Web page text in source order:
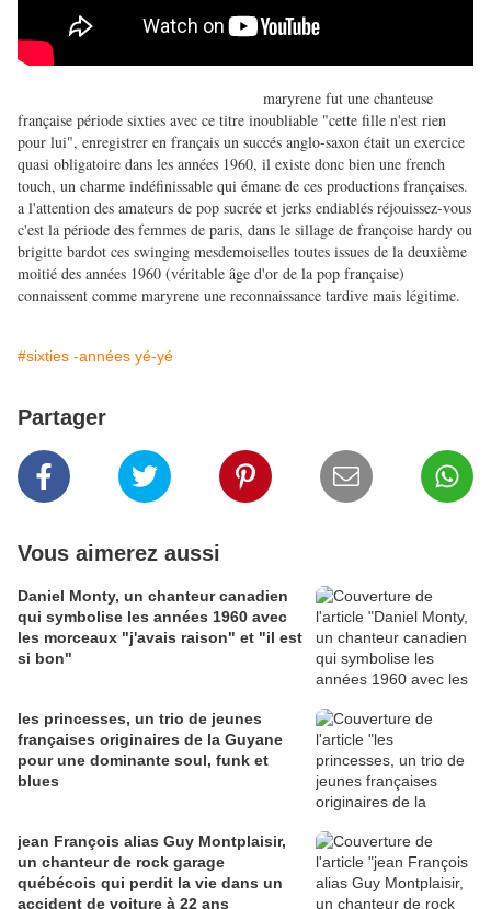
maryrene fut une chanteuse
française période sixties avec ce titre inoubliable "cette fille n'est rien
pour lui", enregistrer en français un succés anglo-saxon était un exercice
quasi obligatoire dans les années 1960, il existe donc bien une french
touch, un charme indéfinissable qui émane de ces productions françaises.
a l'attention des amateurs de pop sucrée et jerks endiablés réjouissez-vous
c'est la période des femmes de paris, dans le sillage de françoise hardy ou
brigitte bardot ces swinging mesdemoiselles toutes issues de la deuxième
moitié des années 1960 (véritable âge d'or de la pop française)
connaissent comme maryrene une reconnaissance tardive mais légitime.
#sixties -années yé-yé
Partager
Vous aimerez aussi
Daniel Monty, un chanteur canadien
qui symbolise les années 1960 avec
les morceaux "j'avais raison" et "il est
si bon"
les princesses, un trio de jeunes
françaises originaires de la Guyane
pour une dominante soul, funk et
blues
jean François alias Guy Montplaisir,
un chanteur de rock garage
québécois qui perdit la vie dans un
accident de voiture à 22 ans